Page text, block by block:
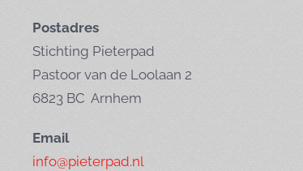
Postadres
Stichting Pieterpad
Pastoor van de Loolaan 2
6823 BC Arnhem
Email
info@pieterpad.nl